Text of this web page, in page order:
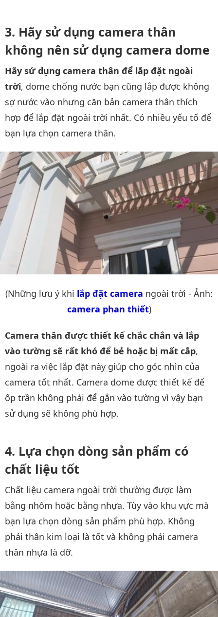
Hãy sử dụng camera thân
không nên sử dụng camera dome
Hãy sử dụng camera thân để lắp đặt ngoài
trời, dome chống nước bạn cũng lắp được không
sợ nước vào nhưng căn bản camera thân thích
hợp để lắp đặt ngoài trời nhất. Có nhiều yếu tố để
bạn lựa chọn camera thân.
(Những lưu ý khi lắp đặt camera ngoài trời - Ảnh:
camera phan thiết)
Camera thân được thiết kế chắc chắn và lắp
vào tường sẽ rất khó để bẻ hoặc bị mất cắp,
ngoài ra việc lắp đặt này giúp cho góc nhìn của
camera tốt nhất. Camera dome được thiết kế để
ốp trần không phải để gắn vào tường vì vậy bạn
sử dụng sẽ không phù hợp.
Lựa chọn dòng sản phẩm có
chất liệu tốt
Chất liệu camera ngoài trời thường được làm
bằng nhôm hoặc bằng nhựa. Tùy vào khu vực mà
bạn lựa chọn dòng sản phẩm phù hợp. Không
phải thân kim loại là tốt và không phải camera
thân nhựa là dỡ.